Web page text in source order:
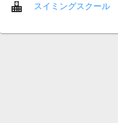
スイミングスクール